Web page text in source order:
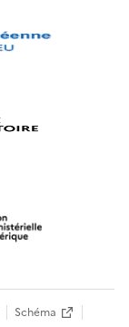
Schéma